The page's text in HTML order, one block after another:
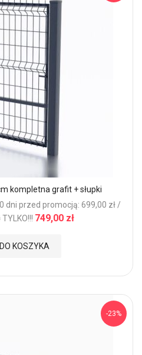
kompletna grafit + słupki
dni przed promocją: 699,00 zł /
TYLKO!!! 749,00 zł
KOSZYKA
-23%